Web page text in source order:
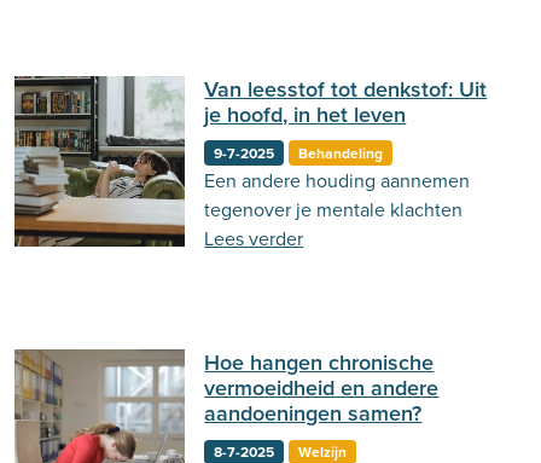
Van leesstof tot denkstof: Uit
je hoofd, in het leven
9-7-2025 Behandeling
Een andere houding aannemen
tegenover je mentale klachten
Lees verder
Hoe hangen chronische
vermoeidheid en andere
aandoeningen samen?
8-7-2025 Welzijn